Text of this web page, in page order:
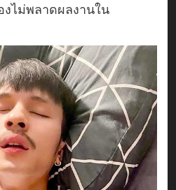
งไม่พลาดผลงานใน